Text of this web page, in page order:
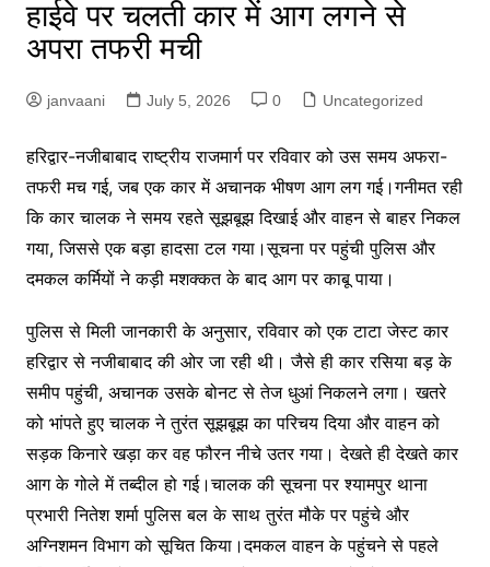
हाईवे पर चलती कार में आग लगने से
अपरा तफरी मची
janvaani July 5, 2026 0 Uncategorized
हरिद्वार-नजीबाबाद राष्ट्रीय राजमार्ग पर रविवार को उस समय अफरा-
तफरी मच गई, जब एक कार में अचानक भीषण आग लग गई।गनीमत रही
कि कार चालक ने समय रहते सूझबूझ दिखाई और वाहन से बाहर निकल
गया, जिससे एक बड़ा हादसा टल गया।सूचना पर पहुंची पुलिस और
दमकल कर्मियों ने कड़ी मशक्कत के बाद आग पर काबू पाया।
पुलिस से मिली जानकारी के अनुसार, रविवार को एक टाटा जेस्ट कार
हरिद्वार से नजीबाबाद की ओर जा रही थी। जैसे ही कार रसिया बड़ के
समीप पहुंची, अचानक उसके बोनट से तेज धुआं निकलने लगा। खतरे
को भांपते हुए चालक ने तुरंत सूझबूझ का परिचय दिया और वाहन को
सड़क किनारे खड़ा कर वह फौरन नीचे उतर गया। देखते ही देखते कार
आग के गोले में तब्दील हो गई।चालक की सूचना पर श्यामपुर थाना
प्रभारी नितेश शर्मा पुलिस बल के साथ तुरंत मौके पर पहुंचे और
अग्निशमन विभाग को सूचित किया।दमकल वाहन के पहुंचने से पहले